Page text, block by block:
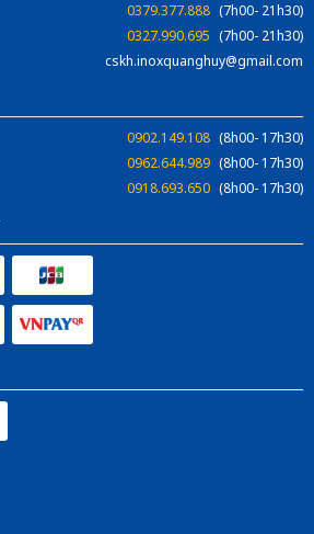
0379.377.888 (7h00- 21h30)
0327.990.695 (7h00- 21h30)
cskh.inoxquanghuy@gmail.com
0902.149.108 (8h00- 17h30)
0962.644.989 (8h00- 17h30)
0918.693.650 (8h00- 17h30)